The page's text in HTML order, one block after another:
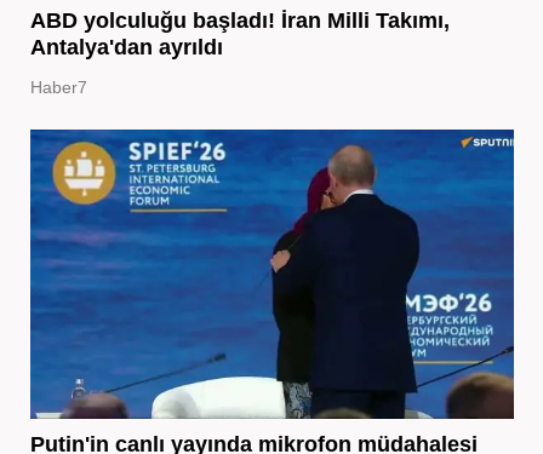
ABD yolculuğu başladı! İran Milli Takımı,
Antalya'dan ayrıldı
Haber7
Putin'in canlı yayında mikrofon müdahalesi